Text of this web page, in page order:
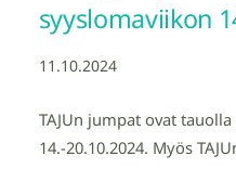
syyslomaviikon
11.10.2024
TAJUn jumpat ovat
14.-20.10.2024. Myös